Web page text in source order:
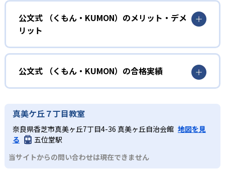
しさを経験できる。
KUMONの教材は、簡単な問題から高度な問題へと、スモー
ルステップで進んでいけるよう工夫されている。このスタ
イルは子どもの学習意欲をかき立てるため、教えてもらう
という受け身の姿勢ではなく、自ら進んで学ぶ姿勢を身に
つけられるだろう。
また、自学学習スタイルで学ぶ子どもたちは、自らの学習
課題に気がつくようになる。学年を超えた範囲も学習でき
るため、早い時期から高校教材に進む生徒もいる。
03 フレキシブルな受講スタイル
小学校に入る準備をしたい幼児向け
KUMONでは細かいステップに分かれた教材で、わかる楽し
さを経験しながら無理なく力を高めていける。
性格や学習への取り組み姿勢に合わせて内容も調整するた
め、小学校に入ってもつまずきにくい学力を身につけられ
るだろう。
中学に向けて苦手教科を克服したい子ども向け
KUMONでは経験豊富な先生が、子どものやる気を引き出せ
るよう適切なヒントを与えたり、声かけをしたりしてい
少しずつ苦手意識を克服できるだろう。
公文式 （くもん・KUMON）のメリット・デメ
リット
どんなメリットがある？
KUMONでは自学自習スタイルで勉強するため、集中力や目
標に向かって頑張りやり抜く力を育むことができる。ま
た、年齢や学年にとらわれずに自分の学力に相応したレベ
ルから学習できるため、難しすぎてやる気を損ねたり、簡
単すぎて退屈することもない。
どんなデメリットがある？
KUMONでは、中高生のクラスでも数学・英語・国語の3教
科に限られるため、その他の教科に関しては他塾を検討す
る必要があるだろう。
公文式 （くもん・KUMON）の合格実績
KUMONは、公式サイトでは合格実績は公開していない。志
望校への実績があるかどうかは、通う予定の教室に問い合
わせたい。
真美ケ丘７丁目教室
奈良県香芝市真美ヶ丘7丁目4-36 真美ヶ丘自治会館 地図を見
る
五位堂駅
当サイトからの問い合わせは現在できません